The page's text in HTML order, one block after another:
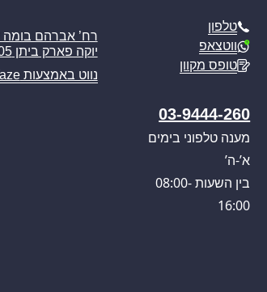
טלפון
ווטצאפ
טופס מקוון
03-9444-260
מענה טלפוני בימים
א’-ה’
בין השעות 08:00-
16:00
יוקה פארק ביתן C104-105
נווט באמצעות Waze